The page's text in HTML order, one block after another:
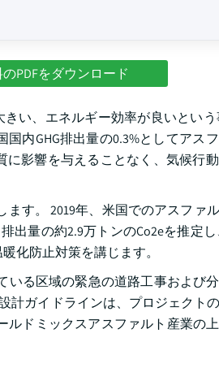
PDFをダウンロード
い、エネルギー効率が良いとい
内GHG排出量の0.3%としてアス
影響を与えることなく、気候行動
す。 2019年、米国でのアスファ
出量の約2.9万トンのCo2eを推定
化防止対策を講じます。
る区域の緊急の道路工事および
計ガイドラインは、プロジェクト
ドミックスアスファルト産業の